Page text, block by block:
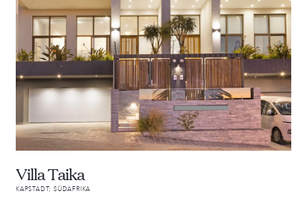
Villa Taika
KAPSTADT; SÜDAFRIKA